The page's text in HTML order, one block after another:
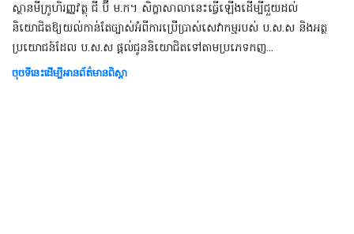
ស្ថានមីក្រូហិរញ្ញវត្ថុ ជី ប៊ី ម.ក។ សិក្ខាសាលានេះធ្វើឡើងដើម្បីជួយដល់
និយោជិតឱ្យយល់កាន់តែច្បាស់អំពីការប្រើប្រាស់សេវាកម្មរបស់ ប.ស.ស និងអត្ថ
ប្រយោជន៍ដែល ប.ស.ស ផ្ដល់ជូននិយោជិតទៅតាមប្រភេទកញ...
ចុចទីនេះដើម្បីអានព័ត៌មានពិស្តា